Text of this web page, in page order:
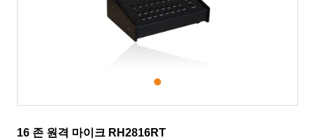
16 존 원격 마이크 RH2816RT